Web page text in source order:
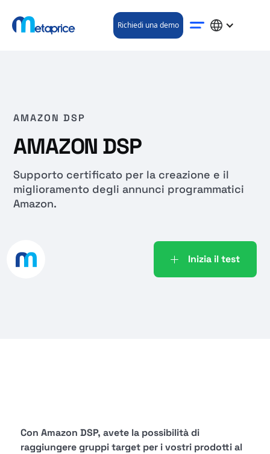
Richiedi una demo
AMAZON DSP
AMAZON DSP
Supporto certificato per la creazione e il
miglioramento degli annunci programmatici
Amazon.
Inizia il test
Con Amazon DSP, avete la possibilità di
raggiungere gruppi target per i vostri prodotti al